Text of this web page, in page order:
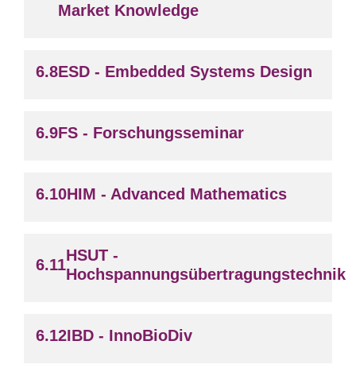
Market Knowledge
ESD - Embedded Systems Design
FS - Forschungsseminar
HIM - Advanced Mathematics
HSUT -
Hochspannungsübertragungstechnik
IBD - InnoBioDiv